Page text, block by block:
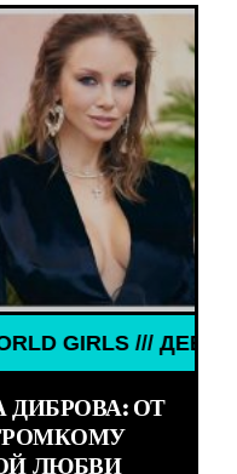
///
ДИБРОВА: ОТ
ЛЮБВИ